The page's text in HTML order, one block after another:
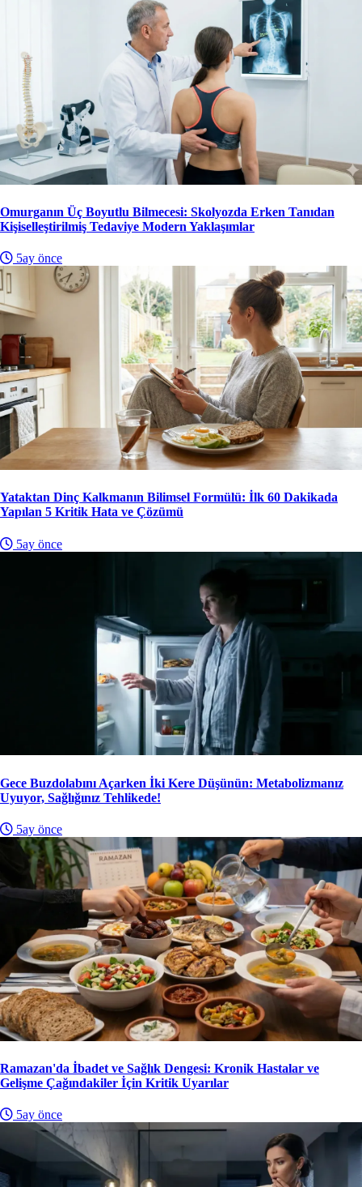
Omurganın Üç Boyutlu Bilmecesi: Skolyozda Erken Tanıdan
Kişiselleştirilmiş Tedaviye Modern Yaklaşımlar
5ay önce
Yataktan Dinç Kalkmanın Bilimsel Formülü: İlk 60 Dakikada
Yapılan 5 Kritik Hata ve Çözümü
5ay önce
Gece Buzdolabını Açarken İki Kere Düşünün: Metabolizmanız
Uyuyor, Sağlığınız Tehlikede!
5ay önce
Ramazan'da İbadet ve Sağlık Dengesi: Kronik Hastalar ve
Gelişme Çağındakiler İçin Kritik Uyarılar
5ay önce